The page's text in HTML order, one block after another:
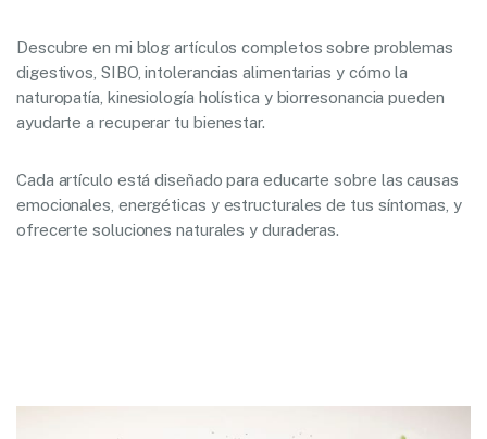
Descubre en mi blog artículos completos sobre problemas
digestivos, SIBO, intolerancias alimentarias y cómo la
naturopatía, kinesiología holística y biorresonancia pueden
ayudarte a recuperar tu bienestar.
Cada artículo está diseñado para educarte sobre las causas
emocionales, energéticas y estructurales de tus síntomas, y
ofrecerte soluciones naturales y duraderas.